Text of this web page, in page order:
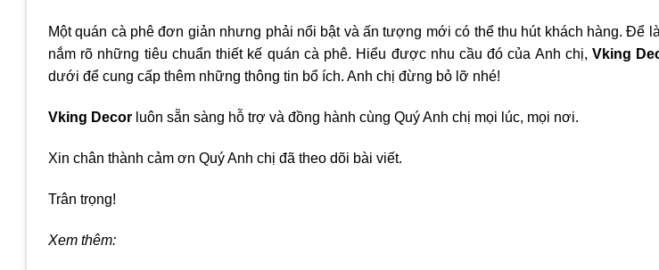
Một quán cà phê đơn giản nhưng phải nổi bật và ấn tượng mới có thể thu hút khách hàng. Để
nắm rõ những tiêu chuẩn thiết kế quán cà phê. Hiểu được nhu cầu đó của Anh chị,Vking
dưới để cung cấp thêm những thông tin bổ ích. Anh chị đừng bỏ lỡ nhé!
Vking Decor luôn sẵn sàng hỗ trợ và đồng hành cùng Quý Anh chị mọi lúc, mọi nơi.
Xin chân thành cảm ơn Quý Anh chị đã theo dõi bài viết.
Trân trọng!
Xem thêm: